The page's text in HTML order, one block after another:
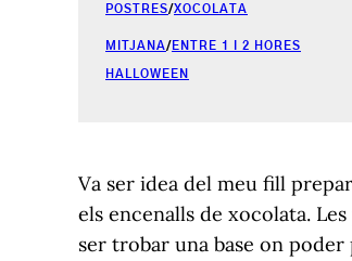
POSTRES/XOCOLATA
MITJANA/ ENTRE 1 I 2 HORES
HALLOWEEN
Va ser idea del meu fill
els encenalls de xocolata.
ser trobar una base on